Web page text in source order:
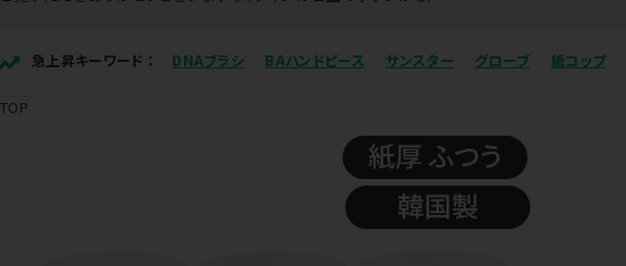
急上昇キーワード ： DNAブラシ BAハンドピース サンスター グローブ 紙コップ
TOP